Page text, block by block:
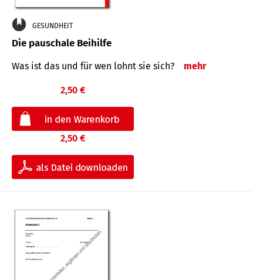
GESUNDHEIT
Die pauschale Beihilfe
Was ist das und für wen lohnt sie sich? mehr
2,50 €
2,50 €